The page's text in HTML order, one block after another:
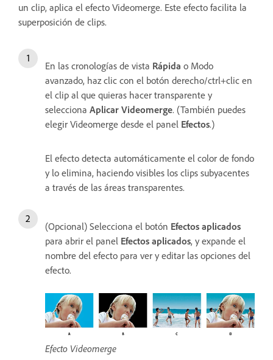
un clip, aplica el efecto Videomerge. Este efecto facilita la
superposición de clips.
En las cronologías de vista Rápida o Modo
avanzado, haz clic con el botón derecho/ctrl+clic en
el clip al que quieras hacer transparente y
selecciona Aplicar Videomerge. (También puedes
elegir Videomerge desde el panel Efectos.)
El efecto detecta automáticamente el color de fondo
y lo elimina, haciendo visibles los clips subyacentes
a través de las áreas transparentes.
(Opcional) Selecciona el botón Efectos aplicados
para abrir el panel Efectos aplicados, y expande el
nombre del efecto para ver y editar las opciones del
efecto.
Efecto Videomerge